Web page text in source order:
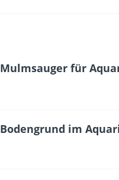
Mulmsauger für
Bodengrund im